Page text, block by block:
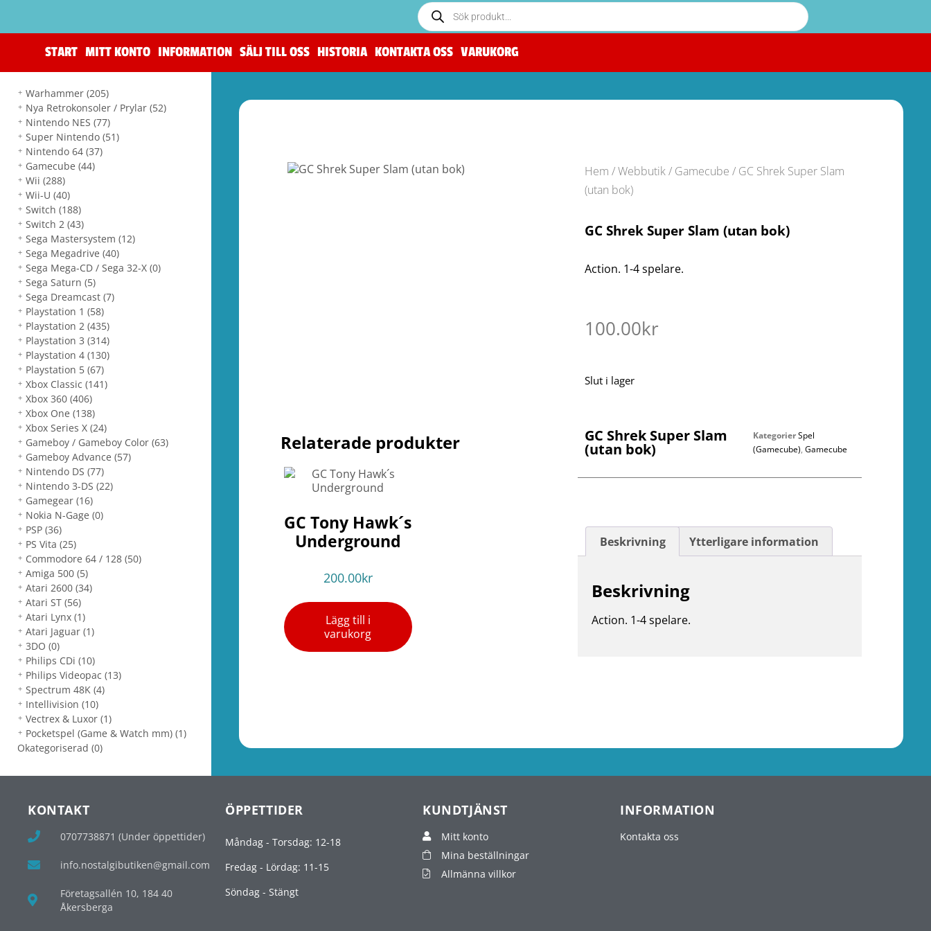
START MITT KONTO INFORMATION SÄLJ TILL OSS HISTORIA KONTAKTA OSS VARUKORG
Warhammer(205)
Nya Retrokonsoler / Prylar(52)
Nintendo NES(77)
Super Nintendo(51)
Nintendo 64(37)
Gamecube(44)
Wii(288)
Wii-U(40)
Switch(188)
Switch 2(43)
Sega Mastersystem(12)
Sega Megadrive(40)
Sega Mega-CD / Sega 32-X(0)
Sega Saturn(5)
Sega Dreamcast(7)
Playstation 1(58)
Playstation 2(435)
Playstation 3(314)
Playstation 4(130)
Playstation 5(67)
Xbox Classic(141)
Xbox 360(406)
Xbox One(138)
Xbox Series X(24)
Gameboy / Gameboy Color(63)
Gameboy Advance(57)
Nintendo DS(77)
Nintendo 3-DS(22)
Gamegear(16)
Nokia N-Gage(0)
PSP(36)
PS Vita(25)
Commodore 64 / 128(50)
Amiga 500(5)
Atari 2600(34)
Atari ST(56)
Atari Lynx(1)
Atari Jaguar(1)
3DO(0)
Philips CDi(10)
Philips Videopac(13)
Spectrum 48K(4)
Intellivision(10)
Vectrex & Luxor(1)
Pocketspel (Game & Watch mm)(1)
Okategoriserad (0)
Hem /Webbutik/ Gamecube / GC Shrek Super Slam
(utan bok)
GC Shrek Super Slam (utan bok)
Action. 1-4 spelare.
100.00kr
Slut i lager
Relaterade produkter
GC Tony Hawk´s
Underground
200.00kr
Lägg till i
varukorg
GC Shrek Super Slam
(utan bok)
KategorierSpel
(Gamecube),Gamecube
Beskrivning Ytterligare information
Beskrivning
Action. 1-4 spelare.
KONTAKT
0707738871 (Under öppettider)
info.nostalgibutiken@gmail.com
Företagsallén 10, 184 40
Åkersberga
ÖPPETTIDER
Måndag - Torsdag: 12-18
Fredag - Lördag: 11-15
Söndag - Stängt
KUNDTJÄNST
Mitt konto
Mina beställningar
Allmänna villkor
INFORMATION
Kontakta oss